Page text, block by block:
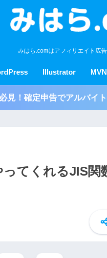
みはら.comはアフィリエイト広
Illustrator
見！確定申告でアルバイ
てくれるJIS関